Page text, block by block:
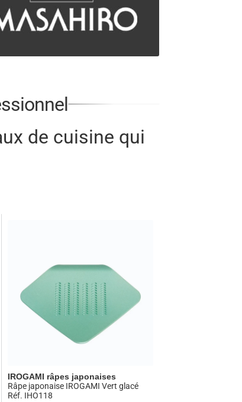
de cuisine qui
IROGAMI râpes japonaises
Râpe japonaise IROGAMI Vert glacé
Réf. IHO118